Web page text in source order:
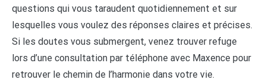
questions qui vous taraudent quotidiennement et sur
lesquelles vous voulez des réponses claires et précises.
Si les doutes vous submergent, venez trouver refuge
lors d’une consultation par téléphone avec Maxence pour
retrouver le chemin de l’harmonie dans votre vie.